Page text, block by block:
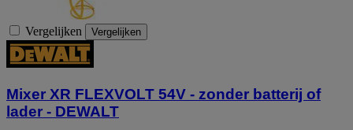
Vergelijken Vergelijken
Mixer XR FLEXVOLT 54V - zonder batterij of
lader - DEWALT